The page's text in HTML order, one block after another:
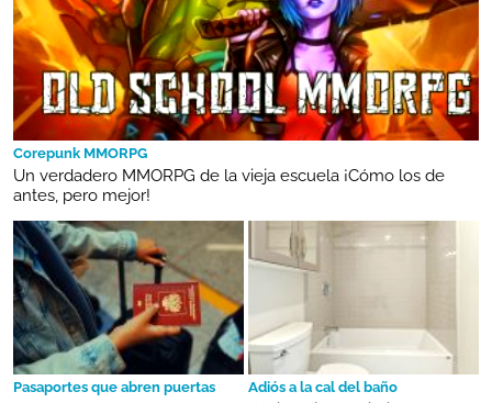
Corepunk MMORPG
Un verdadero MMORPG de la vieja escuela ¡Cómo los de
antes, pero mejor!
Pasaportes que abren puertas Adiós a la cal del baño